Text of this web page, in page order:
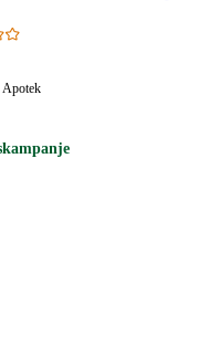
Apotek:
Apotek